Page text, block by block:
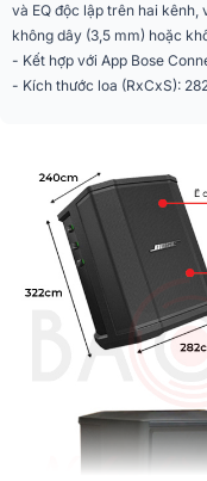
Ứng dụng điều khiển
trên điện thoại
Màu sắc
Phân khúc
Năm ra mắt
Góc phủ âm
Tần số đáp tuyến
Cao x Sâu)
Trọng lượng
và EQ độc lập trên hai
không dây (3,5 mm) hoặc
- Kết hợp với App Bose
- Kích thước loa (RxCxS):